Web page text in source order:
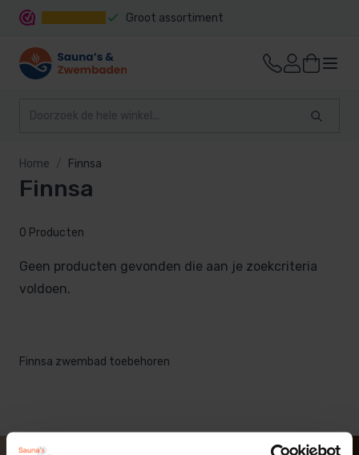
Groot assortiment
Home Finnsa
Finnsa
0 Producten
Geen producten gevonden die aan je zoekcriteria
voldoen.
Finnsa zwembad toebehoren